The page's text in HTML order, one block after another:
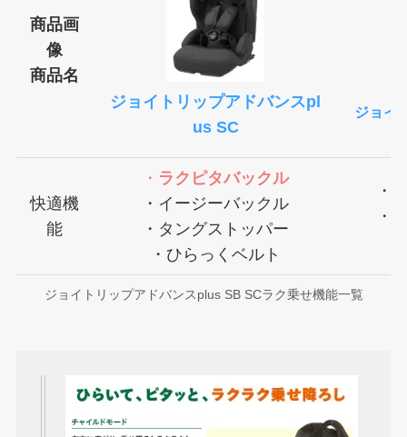
商品画
像
商品名
ジョイトリップアドバンスpl
us SC
ジョイ
快適機
能
・ ラクピタバックル
・イージーバックル
・タングストッパー
・ひらっくベルト
・
・
ジョイトリップアドバンスplus SB SCラク乗せ機能一覧